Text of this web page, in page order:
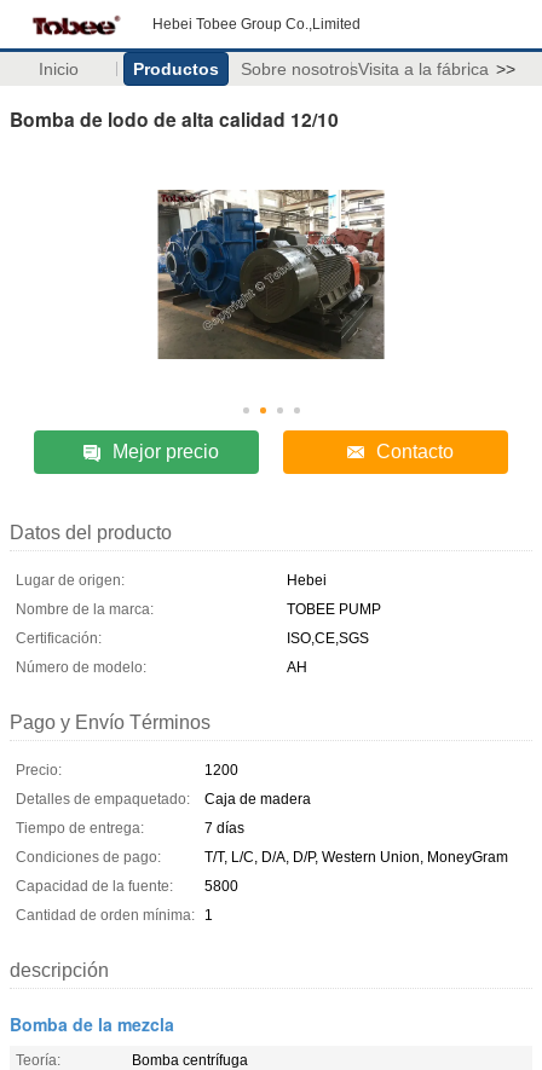
Hebei Tobee Group Co.,Limited
Inicio Productos Sobre nosotrosVisita a la fábrica >>
Bomba de lodo de alta calidad 12/10
Mejor precio Contacto
Datos del producto
Lugar de origen:
Hebei
Nombre de la marca:
TOBEE PUMP
Certificación:
ISO,CE,SGS
Número de modelo:
AH
Pago y Envío Términos
Precio:
1200
Detalles de empaquetado:
Caja de madera
Tiempo de entrega:
7 días
Condiciones de pago:
T/T, L/C, D/A, D/P, Western Union, MoneyGram
Capacidad de la fuente:
5800
Cantidad de orden mínima:
1
descripción
Bomba de la mezcla
Teoría:
Bomba centrífuga